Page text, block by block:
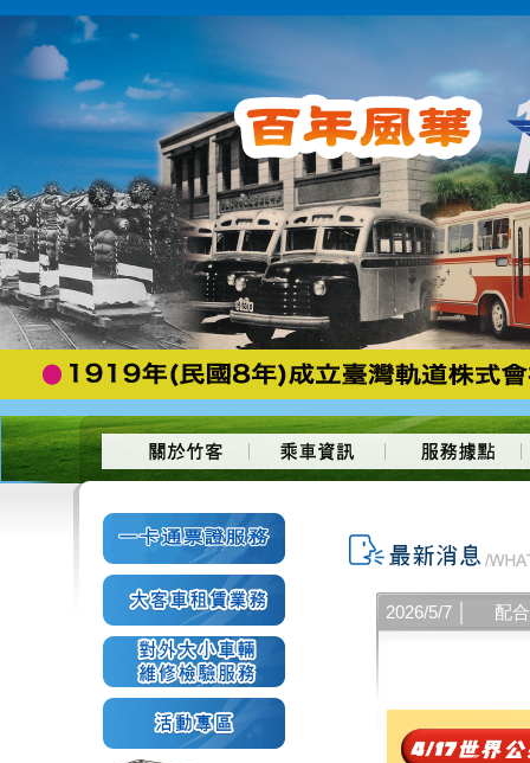
2026/5/7 │ 配